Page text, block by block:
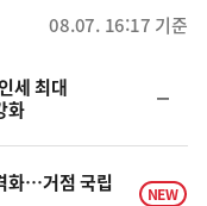
08.07. 16:17 기준
세 최대
화
일
화…거점 국립
NEW